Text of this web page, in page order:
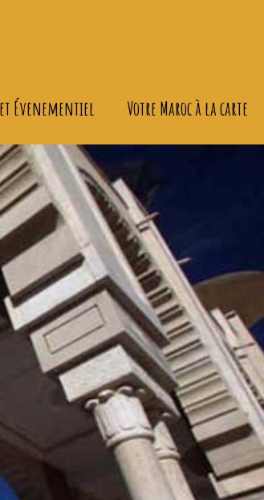
Évenementiel Votre Maroc à la carte